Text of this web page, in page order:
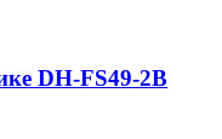
DH-FS49-2B